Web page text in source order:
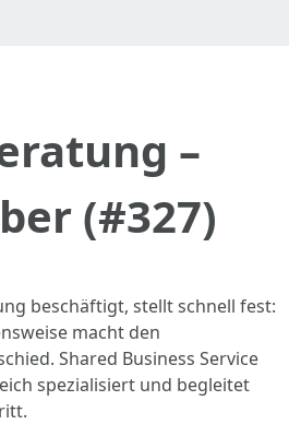
–
(#327)
beschäftigt, stellt schnell fest:
macht den
Shared Business Service
spezialisiert und begleitet